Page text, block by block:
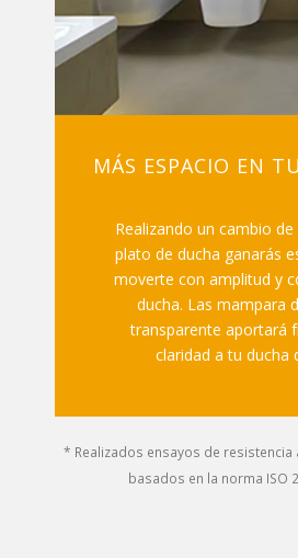
MÁS ESPACIO EN
Realizando un cambio
plato de ducha ganarás
moverte con amplitud y
ducha. Las mampara
transparente aportará
claridad a tu ducha
* Realizados ensayos de resistencia
basados en la norma ISO